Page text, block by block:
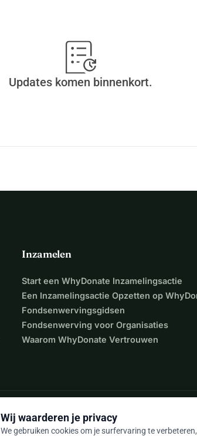
Updates komen binnenkort.
Inzamelen
Start een WhyDonate Inzamelingsactie
Een Inzamelingsactie Opzetten op
Fondsenwervingsgidsen
Fondsenwerving voor Organisaties
Waarom WhyDonate Vertrouwen
Wij waarderen je privacy
We gebruiken cookies om je surfervaring te